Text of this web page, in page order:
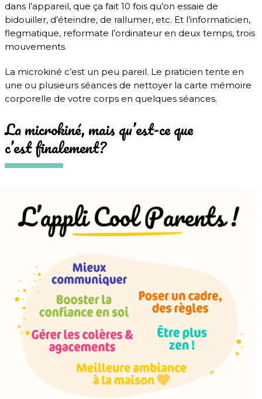
dans l’appareil, que ça fait 10 fois qu’on essaie de
bidouiller, d’éteindre, de rallumer, etc. Et l’informaticien,
flegmatique, reformate l’ordinateur en deux temps, trois
mouvements.
La microkiné c’est un peu pareil. Le praticien tente en
une ou plusieurs séances de nettoyer la carte mémoire
corporelle de votre corps en quelques séances.
La microkiné, mais qu’est-ce que
c’est finalement?